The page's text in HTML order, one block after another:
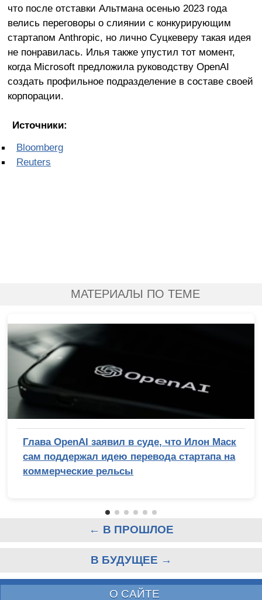
что после отставки Альтмана осенью 2023 года
велись переговоры о слиянии с конкурирующим
стартапом Anthropic, но лично Суцкеверу такая идея
не понравилась. Илья также упустил тот момент,
когда Microsoft предложила руководству OpenAI
создать профильное подразделение в составе своей
корпорации.
Источники:
Bloomberg
Reuters
МАТЕРИАЛЫ ПО ТЕМЕ
Глава OpenAI заявил в суде, что Илон Маск
сам поддержал идею перевода стартапа на
коммерческие рельсы
← В ПРОШЛОЕ
В БУДУЩЕЕ →
О САЙТЕ